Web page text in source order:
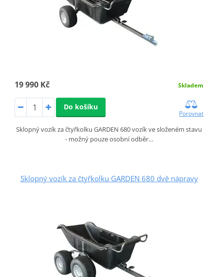
19 990 Kč Skladem
Do košíku
Porovnat
Sklopný vozík za čtyřkolku GARDEN 680 vozík ve složeném stavu
- možný pouze osobní odběr…
Sklopný vozík za čtyřkolku GARDEN 680 dvě nápravy